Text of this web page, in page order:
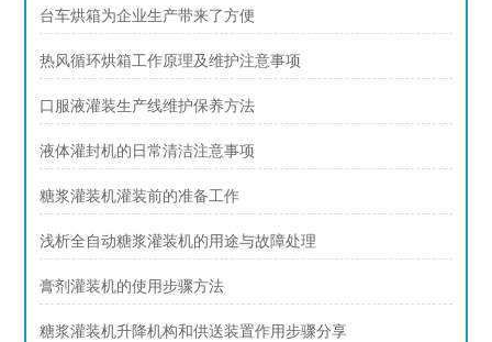
台车烘箱为企业生产带来了方便
热风循环烘箱工作原理及维护注意事项
口服液灌装生产线维护保养方法
液体灌封机的日常清洁注意事项
糖浆灌装机灌装前的准备工作
浅析全自动糖浆灌装机的用途与故障处理
膏剂灌装机的使用步骤方法
糖浆灌装机升降机构和供送装置作用步骤分享